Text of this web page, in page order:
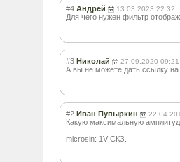
#4 Андрей 13.03.2023 22:32
Для чего нужен фильтр
#3 Николай 27.09.2020 09:21
А вы не можете дать ссылку
#2 Иван Пупыркин
Какую максимальную
microsin: 1V СКЗ.